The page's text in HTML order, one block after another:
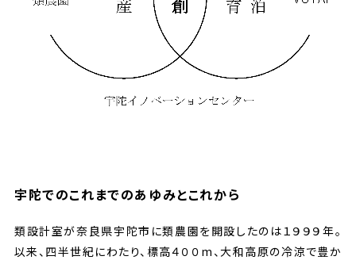
宇陀でのこれまでのあゆみとこれから
類設計室が奈良県宇陀市に類農園を開設したのは１９９９年。
以来、四半世紀にわたり、標高４００m、大和高原の冷涼で豊か